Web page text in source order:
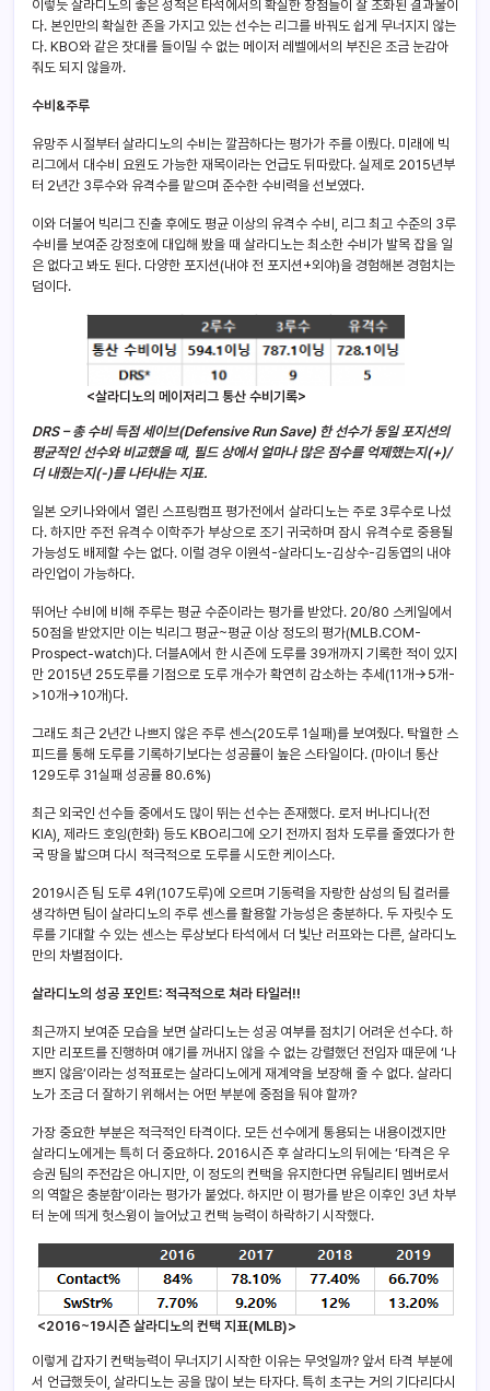
이렇듯 살라디노의 좋은 성적은 타석에서의 확실한 장점들이 잘 조화된 결과물이
다. 본인만의 확실한 존을 가지고 있는 선수는 리그를 바꿔도 쉽게 무너지지 않는
다. KBO와 같은 잣대를 들이밀 수 없는 메이저 레벨에서의 부진은 조금 눈감아
줘도 되지 않을까.
수비&주루
유망주 시절부터 살라디노의 수비는 깔끔하다는 평가가 주를 이뤘다. 미래에 빅
리그에서 대수비 요원도 가능한 재목이라는 언급도 뒤따랐다. 실제로 2015년부
터 2년간 3루수와 유격수를 맡으며 준수한 수비력을 선보였다.
이와 더불어 빅리그 진출 후에도 평균 이상의 유격수 수비, 리그 최고 수준의 3루
수비를 보여준 강정호에 대입해 봤을 때 살라디노는 최소한 수비가 발목 잡을 일
은 없다고 봐도 된다. 다양한 포지션(내야 전 포지션+외야)을 경험해본 경험치는
덤이다.
<살라디노의 메이저리그 통산 수비기록>
DRS – 총 수비 득점 세이브(Defensive Run Save) 한 선수가 동일 포지션의
평균적인 선수와 비교했을 때, 필드 상에서 얼마나 많은 점수를 억제했는지(+)/
더 내줬는지(-)를 나타내는 지표.
일본 오키나와에서 열린 스프링캠프 평가전에서 살라디노는 주로 3루수로 나섰
다. 하지만 주전 유격수 이학주가 부상으로 조기 귀국하며 잠시 유격수로 중용될
가능성도 배제할 수는 없다. 이럴 경우 이원석-살라디노-김상수-김동엽의 내야
라인업이 가능하다.
뛰어난 수비에 비해 주루는 평균 수준이라는 평가를 받았다. 20/80 스케일에서
50점을 받았지만 이는 빅리그 평균~평균 이상 정도의 평가(MLB.COM-
Prospect-watch)다. 더블A에서 한 시즌에 도루를 39개까지 기록한 적이 있지
만 2015년 25도루를 기점으로 도루 개수가 확연히 감소하는 추세(11개->5개-
>10개->10개)다.
그래도 최근 2년간 나쁘지 않은 주루 센스(20도루 1실패)를 보여줬다. 탁월한 스
피드를 통해 도루를 기록하기보다는 성공률이 높은 스타일이다. (마이너 통산
129도루 31실패 성공률 80.6%)
최근 외국인 선수들 중에서도 많이 뛰는 선수는 존재했다. 로저 버나디나(전
KIA), 제라드 호잉(한화) 등도 KBO리그에 오기 전까지 점차 도루를 줄였다가 한
국 땅을 밟으며 다시 적극적으로 도루를 시도한 케이스다.
2019시즌 팀 도루 4위(107도루)에 오르며 기동력을 자랑한 삼성의 팀 컬러를
생각하면 팀이 살라디노의 주루 센스를 활용할 가능성은 충분하다. 두 자릿수 도
루를 기대할 수 있는 센스는 루상보다 타석에서 더 빛난 러프와는 다른, 살라디노
만의 차별점이다.
살라디노의 성공 포인트: 적극적으로 쳐라 타일러!!
최근까지 보여준 모습을 보면 살라디노는 성공 여부를 점치기 어려운 선수다. 하
지만 리포트를 진행하며 얘기를 꺼내지 않을 수 없는 강렬했던 전임자 때문에 ‘나
쁘지 않음’이라는 성적표로는 살라디노에게 재계약을 보장해 줄 수 없다. 살라디
노가 조금 더 잘하기 위해서는 어떤 부분에 중점을 둬야 할까?
가장 중요한 부분은 적극적인 타격이다. 모든 선수에게 통용되는 내용이겠지만
살라디노에게는 특히 더 중요하다. 2016시즌 후 살라디노의 뒤에는 ‘타격은 우
승권 팀의 주전감은 아니지만, 이 정도의 컨택을 유지한다면 유틸리티 멤버로서
의 역할은 충분함’이라는 평가가 붙었다. 하지만 이 평가를 받은 이후인 3년 차부
터 눈에 띄게 헛스윙이 늘어났고 컨택 능력이 하락하기 시작했다.
<2016~19시즌 살라디노의 컨택 지표(MLB)>
이렇게 갑자기 컨택능력이 무너지기 시작한 이유는 무엇일까? 앞서 타격 부분에
서 언급했듯이, 살라디노는 공을 많이 보는 타자다. 특히 초구는 거의 기다리다시